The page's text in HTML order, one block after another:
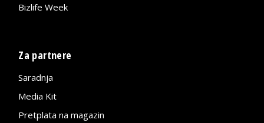
Bizlife Week
Za partnere
Saradnja
Media Kit
Pretplata na magazin